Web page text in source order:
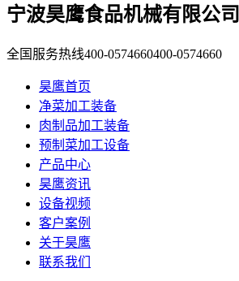
宁波昊鹰食品机械有限公司
全国服务热线400-0574660400-0574660
昊鹰首页
净菜加工装备
肉制品加工装备
预制菜加工设备
产品中心
昊鹰资讯
设备视频
客户案例
关于昊鹰
联系我们